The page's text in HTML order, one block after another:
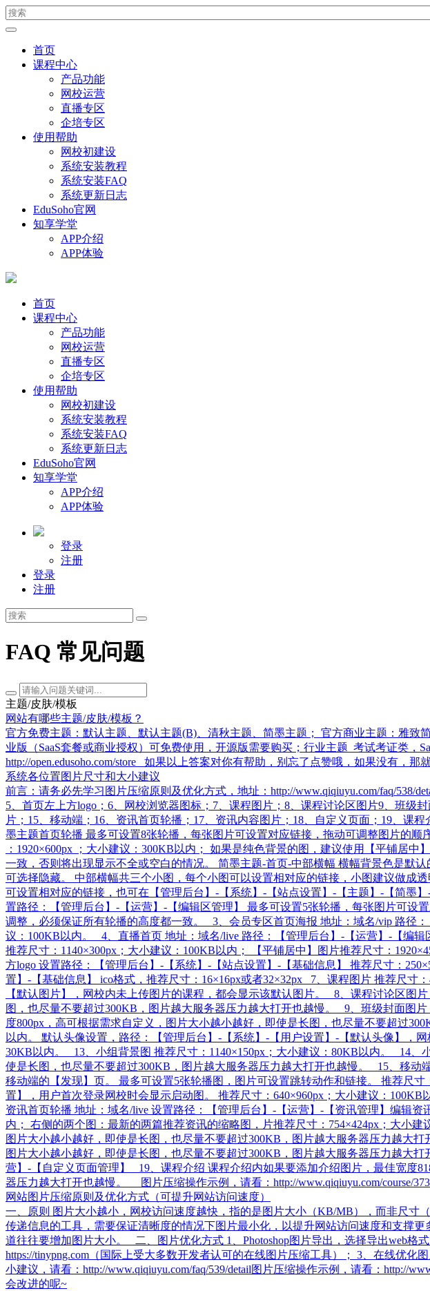
首页
课程中心
产品功能
网校运营
直播专区
企培专区
使用帮助
网校初建设
系统安装教程
系统安装FAQ
系统更新日志
EduSoho官网
知享学堂
APP介绍
APP体验
首页
课程中心
产品功能
网校运营
直播专区
企培专区
使用帮助
网校初建设
系统安装教程
系统安装FAQ
系统更新日志
EduSoho官网
知享学堂
APP介绍
APP体验
登录
注册
登录
注册
FAQ 常见问题
主题/皮肤/模板
网站有哪些主题/皮肤/模板？
官方免费主题：默认主题、默认主题(B)、清秋主题、简墨主题； 官方商业主题：雅
业版（SaaS套餐或商业授权）可免费使用，开源版需要购买；行业主题_考试考证类，
http://open.edusoho.com/store 如果以上答案对你有帮助，别忘了点赞哦，如果没有，那
系统各位置图片尺寸和大小建议
前言：请务必先学习图片压缩原则及优化方式，地址：http://www.qiqiuyu.com/faq/
5、首页左上方logo；6、网校浏览器图标；7、课程图片；8、课程讨论区图片9、班级
片；15、移动端；16、资讯首页轮播；17、资讯内容图片；18、自定义页面；19、
墨主题首页轮播 最多可设置8张轮播，每张图片可设置对应链接，拖动可调整图片的
：1920×600px ；大小建议：300KB以内； 如果是纯色背景的图，建议使用【平铺居
一致，否则将出现显示不全或空白的情况。 简墨主题-首页-中部横幅 横幅背景色是默
可选择隐藏。 中部横幅共三个小图，每个小图可以设置相对应的链接，小图建议做成
可设置相对应的链接，也可在【管理后台】-【系统】-【站点设置】-【主题】-【简墨
置路径：【管理后台】-【运营】-【编辑区管理】 最多可设置5张轮播，每张图片可设
调整，必须保证所有轮播的高度都一致。 3、会员专区首页海报 地址：域名/vip 路径
议：100KB以内。 4、直播首页 地址：域名/live 路径：【管理后台】-【运营】-【编
推荐尺寸：1140×300px；大小建议：100KB以内； 【平铺居中】图片推荐尺寸：
方logo 设置路径：【管理后台】-【系统】-【站点设置】-【基础信息】 推荐尺寸：
置】-【基础信息】 ico格式，推荐尺寸：16×16px或者32×32px 7、课程图片 推荐尺寸
【默认图片】，网校内未上传图片的课程，都会显示该默认图片。 8、课程讨论区图
图，也尽量不要超过300KB，图片越大服务器压力越大打开也越慢。 9、班级封面图
度800px，高可根据需求自定义，图片大小越小越好，即使是长图，也尽量不要超过
以内。 默认头像设置，路径：【管理后台】-【系统】-【用户设置】-【默认头像】，
30KB以内。 13、小组背景图 推荐尺寸：1140×150px；大小建议：80KB以内。 14
使是长图，也尽量不要超过300KB，图片越大服务器压力越大打开也越慢。 15、移
移动端的【发现】页。 最多可设置5张轮播图，图片可设置跳转动作和链接。 推荐尺
置】，用户首次登录网校时会显示启动图。 推荐尺寸：640×960px；大小建议：
资讯首页轮播 地址：域名/live 设置路径：【管理后台】-【运营】-【资讯管理】编辑
内； 右侧的两个图：最新的两篇推荐资讯的缩略图，片推荐尺寸：754×424px；大小
图片大小越小越好，即使是长图，也尽量不要超过300KB，图片越大服务器压力越大
图片大小越小越好，即使是长图，也尽量不要超过300KB，图片越大服务器压力越大
营】-【自定义页面管理】 19、课程介绍 课程介绍内如果要添加介绍图片，最佳宽度
器压力越大打开也越慢。 图片压缩操作示例，请看：http://www.qiqiuyu.com/course/
网站图片压缩原则及优化方式（可提升网站访问速度）
一、原则 图片大小越小，网校访问速度越快，指的是图片大小（KB/MB），而非尺
传递信息的工具，需要保证清晰度的情况下图片最小化，以提升网站访问速度和支撑
道往往要增加图片大小。 二、图片优化方式 1、Photoshop图片导出，选择导出web格
https://tinypng.com（国际上受大多数开发者认可的在线图片压缩工具）； 3、在线优
小建议，请看：http://www.qiqiuyu.com/faq/539/detail​ 图片压缩操作示例，请看：http://
会改进的呢~